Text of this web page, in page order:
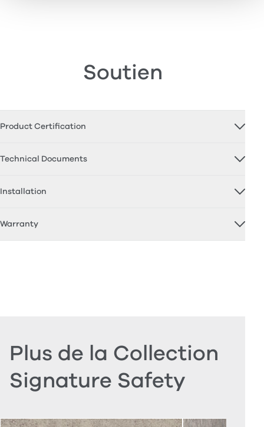
Soutien
Product Certification
Technical Documents
Installation
Warranty
Plus de la Collection
Signature Safety